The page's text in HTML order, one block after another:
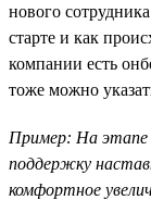
нового
старте и как
компании есть
тоже можно
Пример: На этапе
поддержку
комфортное